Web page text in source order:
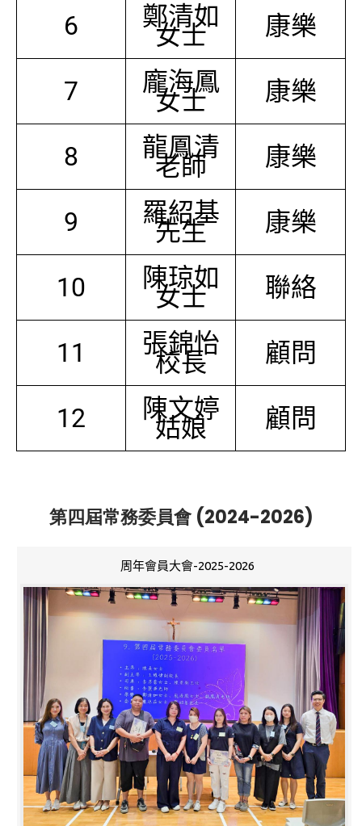
6 鄭清如
女士 康樂
7 龐海鳳
女士 康樂
8 龍鳳清
老師 康樂
9 羅紹基
先生 康樂
10 陳琼如
女士 聯絡
11 張錦怡
校長 顧問
12 陳文婷
姑娘 顧問
第四屆常務委員會 (2024-2026)
周年會員大會-2025-2026